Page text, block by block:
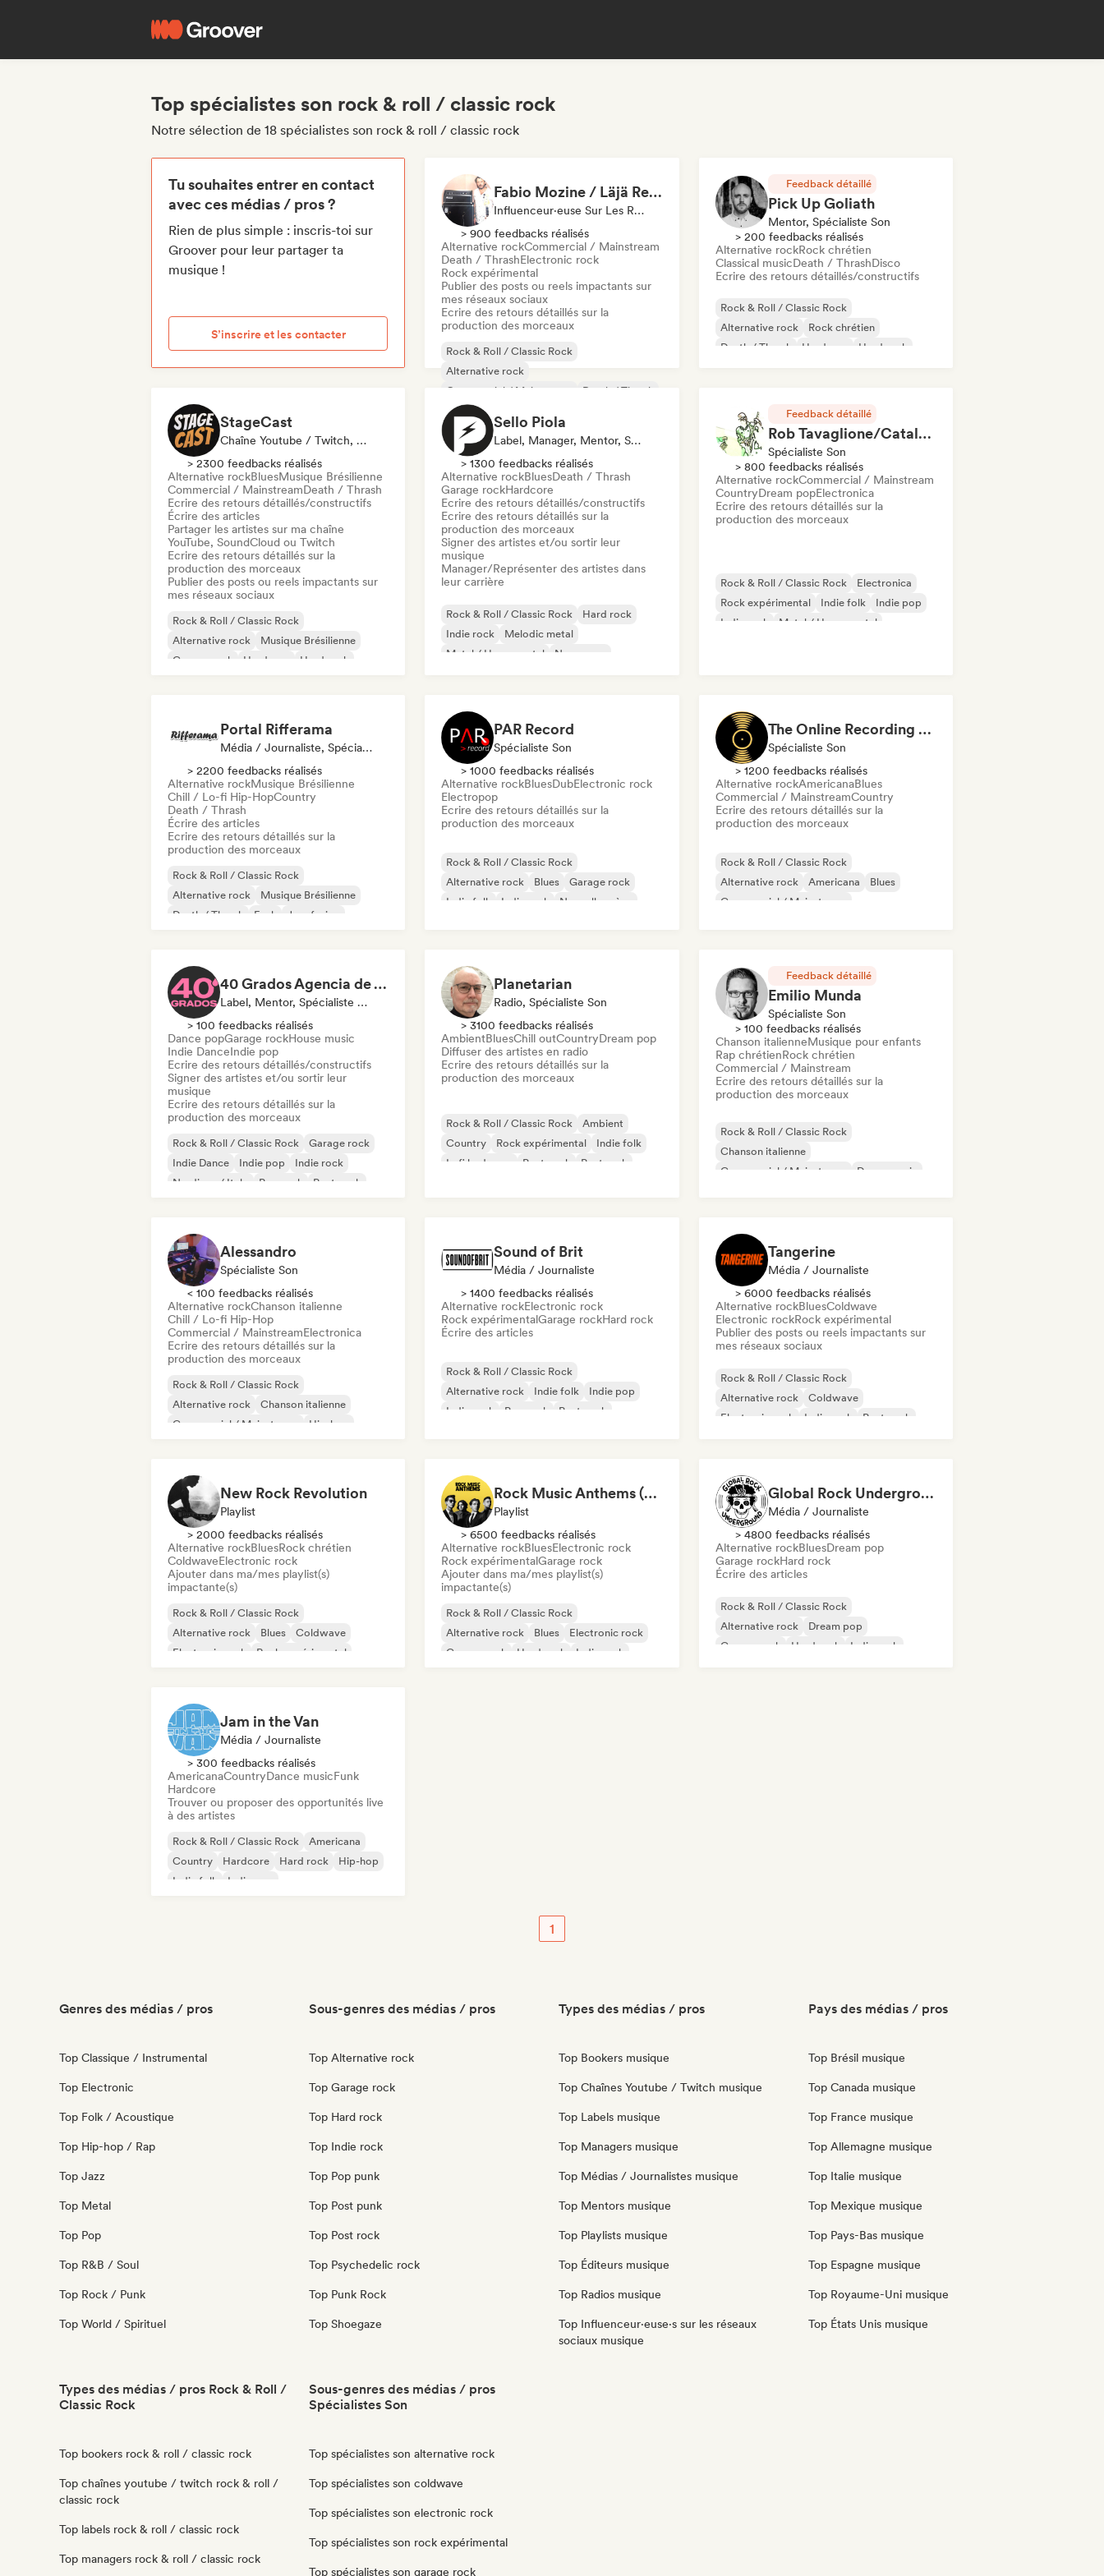
Top spécialistes son rock & roll / classic rock
Notre sélection de 18 spécialistes son rock & roll / classic rock
Tu souhaites entrer en contact
avec ces médias / pros ?
Rien de plus simple : inscris-toi sur
Groover pour leur partager ta
musique !
S’inscrire et les contacter
Fabio Mozine / Läjä Records
Influenceur·euse Sur Les Réseaux Sociaux, Spécialiste Son
> 900 feedbacks réalisés
Alternative rockCommercial / Mainstream
Death / ThrashElectronic rock
Rock expérimental
Publier des posts ou reels impactants sur
mes réseaux sociaux
Ecrire des retours détaillés sur la
production des morceaux
Rock & Roll / Classic Rock
Alternative rock
Commercial / Mainstream
Death / Thrash
Garage rock
Noise
Feedback détaillé
Pick Up Goliath
Mentor, Spécialiste Son
> 200 feedbacks réalisés
Alternative rockRock chrétien
Classical musicDeath / ThrashDisco
Ecrire des retours détaillés/constructifs
Rock & Roll / Classic Rock
Alternative rock
Rock chrétien
Death / Thrash
Hardcore
Hard rock
StageCast
Chaîne Youtube / Twitch, Média / Journaliste, Mentor, Influenceur·euse Sur Les Réseaux Sociaux, Spécialiste Son
> 2300 feedbacks réalisés
Alternative rockBluesMusique Brésilienne
Commercial / MainstreamDeath / Thrash
Ecrire des retours détaillés/constructifs
Écrire des articles
Partager les artistes sur ma chaîne
YouTube, SoundCloud ou Twitch
Ecrire des retours détaillés sur la
production des morceaux
Publier des posts ou reels impactants sur
mes réseaux sociaux
Rock & Roll / Classic Rock
Alternative rock
Musique Brésilienne
Garage rock
Hardcore
Hard rock
Sello Piola
Label, Manager, Mentor, Spécialiste Son
> 1300 feedbacks réalisés
Alternative rockBluesDeath / Thrash
Garage rockHardcore
Ecrire des retours détaillés/constructifs
Ecrire des retours détaillés sur la
production des morceaux
Signer des artistes et/ou sortir leur
musique
Manager/Représenter des artistes dans
leur carrière
Rock & Roll / Classic Rock
Hard rock
Indie rock
Melodic metal
Metal / Heavy metal
New wave
Feedback détaillé
Rob Tavaglione/Catalyst Recording
Spécialiste Son
> 800 feedbacks réalisés
Alternative rockCommercial / Mainstream
CountryDream popElectronica
Ecrire des retours détaillés sur la
production des morceaux
Rock & Roll / Classic Rock
Electronica
Rock expérimental
Indie folk
Indie pop
Indie rock
Metal / Heavy metal
Portal Rifferama
Média / Journaliste, Spécialiste Son
> 2200 feedbacks réalisés
Alternative rockMusique Brésilienne
Chill / Lo-fi Hip-HopCountry
Death / Thrash
Écrire des articles
Ecrire des retours détaillés sur la
production des morceaux
Rock & Roll / Classic Rock
Alternative rock
Musique Brésilienne
Death / Thrash
Funk
Jazz fusion
PAR Record
Spécialiste Son
> 1000 feedbacks réalisés
Alternative rockBluesDubElectronic rock
Electropop
Ecrire des retours détaillés sur la
production des morceaux
Rock & Roll / Classic Rock
Alternative rock
Blues
Garage rock
Indie folk
Indie rock
Nouvelle scène
The Online Recording Studio
Spécialiste Son
> 1200 feedbacks réalisés
Alternative rockAmericanaBlues
Commercial / MainstreamCountry
Ecrire des retours détaillés sur la
production des morceaux
Rock & Roll / Classic Rock
Alternative rock
Americana
Blues
Commercial / Mainstream
40 Grados Agencia de Artistas
Label, Mentor, Spécialiste Son
> 100 feedbacks réalisés
Dance popGarage rockHouse music
Indie DanceIndie pop
Ecrire des retours détaillés/constructifs
Signer des artistes et/ou sortir leur
musique
Ecrire des retours détaillés sur la
production des morceaux
Rock & Roll / Classic Rock
Garage rock
Indie Dance
Indie pop
Indie rock
Nu-disco / Italo
Pop rock Post punk
Planetarian
Radio, Spécialiste Son
> 3100 feedbacks réalisés
AmbientBluesChill outCountryDream pop
Diffuser des artistes en radio
Ecrire des retours détaillés sur la
production des morceaux
Rock & Roll / Classic Rock
Ambient
Country
Rock expérimental
Indie folk
Lofi bedroom
Post punk Post rock
Feedback détaillé
Emilio Munda
Spécialiste Son
> 100 feedbacks réalisés
Chanson italienneMusique pour enfants
Rap chrétienRock chrétien
Commercial / Mainstream
Ecrire des retours détaillés sur la
production des morceaux
Rock & Roll / Classic Rock
Chanson italienne
Commercial / Mainstream
Dance music
Alessandro
Spécialiste Son
< 100 feedbacks réalisés
Alternative rockChanson italienne
Chill / Lo-fi Hip-Hop
Commercial / MainstreamElectronica
Ecrire des retours détaillés sur la
production des morceaux
Rock & Roll / Classic Rock
Alternative rock
Chanson italienne
Commercial / Mainstream
Hip-hop
Sound of Brit
Média / Journaliste
> 1400 feedbacks réalisés
Alternative rockElectronic rock
Rock expérimentalGarage rockHard rock
Écrire des articles
Rock & Roll / Classic Rock
Alternative rock
Indie folk
Indie pop
Indie rock
Pop rock
Post punk
Tangerine
Média / Journaliste
> 6000 feedbacks réalisés
Alternative rockBluesColdwave
Electronic rockRock expérimental
Publier des posts ou reels impactants sur
mes réseaux sociaux
Rock & Roll / Classic Rock
Alternative rock
Coldwave
Electronic rock
Indie rock
Post punk
New Rock Revolution
Playlist
> 2000 feedbacks réalisés
Alternative rockBluesRock chrétien
ColdwaveElectronic rock
Ajouter dans ma/mes playlist(s)
impactante(s)
Rock & Roll / Classic Rock
Alternative rock
Blues
Coldwave
Electronic rock
Rock expérimental
Rock Music Anthems (MonkeyPlaylists)
Playlist
> 6500 feedbacks réalisés
Alternative rockBluesElectronic rock
Rock expérimentalGarage rock
Ajouter dans ma/mes playlist(s)
impactante(s)
Rock & Roll / Classic Rock
Alternative rock
Blues
Electronic rock
Garage rock
Hard rock
Indie rock
Global Rock Underground
Média / Journaliste
> 4800 feedbacks réalisés
Alternative rockBluesDream pop
Garage rockHard rock
Écrire des articles
Rock & Roll / Classic Rock
Alternative rock
Dream pop
Garage rock
Hard rock
Indie rock
Jam in the Van
Média / Journaliste
> 300 feedbacks réalisés
AmericanaCountryDance musicFunk
Hardcore
Trouver ou proposer des opportunités live
à des artistes
Rock & Roll / Classic Rock
Americana
Country
Hardcore Hard rock
Hip-hop
Indie folk
Indie pop
1
Genres des médias / pros
Top Classique / Instrumental
Top Electronic
Top Folk / Acoustique
Top Hip-hop / Rap
Top Jazz
Top Metal
Top Pop
Top R&B / Soul
Top Rock / Punk
Top World / Spirituel
Sous-genres des médias / pros
Top Alternative rock
Top Garage rock
Top Hard rock
Top Indie rock
Top Pop punk
Top Post punk
Top Post rock
Top Psychedelic rock
Top Punk Rock
Top Shoegaze
Types des médias / pros
Top Bookers musique
Top Chaînes Youtube / Twitch musique
Top Labels musique
Top Managers musique
Top Médias / Journalistes musique
Top Mentors musique
Top Playlists musique
Top Éditeurs musique
Top Radios musique
Top Influenceur·euse·s sur les réseaux
sociaux musique
Pays des médias / pros
Top Brésil musique
Top Canada musique
Top France musique
Top Allemagne musique
Top Italie musique
Top Mexique musique
Top Pays-Bas musique
Top Espagne musique
Top Royaume-Uni musique
Top États Unis musique
Types des médias / pros Rock & Roll /
Classic Rock
Top bookers rock & roll / classic rock
Top chaînes youtube / twitch rock & roll /
classic rock
Top labels rock & roll / classic rock
Top managers rock & roll / classic rock
Sous-genres des médias / pros
Spécialistes Son
Top spécialistes son alternative rock
Top spécialistes son coldwave
Top spécialistes son electronic rock
Top spécialistes son rock expérimental
Top spécialistes son garage rock